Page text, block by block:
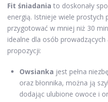
Fit śniadania to doskonały
energią. Istnieje wiele prostych
przygotować w mniej niż 30
idealne dla osób
propozycji:
Owsianka jest pełna
oraz błonnika, można ją
dodając ulubione owoce i